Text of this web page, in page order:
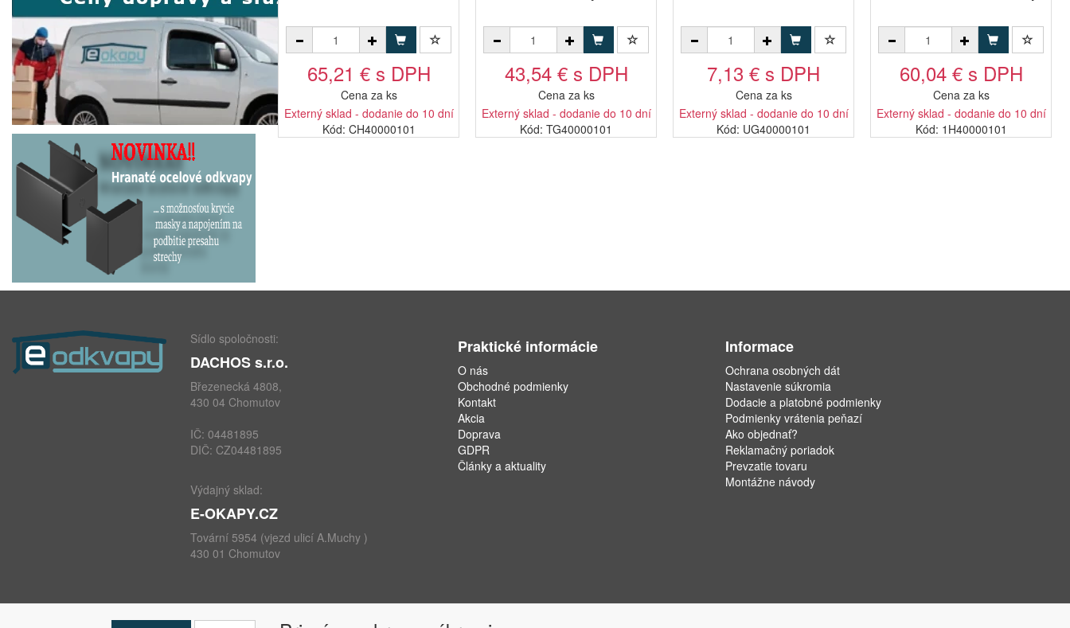
65,21 € s DPH
Cena za ks
Externý sklad - dodanie do 10 dní
Kód: CH40000101
43,54 € s DPH
Cena za ks
Externý sklad - dodanie do 10 dní
Kód: TG40000101
7,13 € s DPH
Cena za ks
Externý sklad - dodanie do 10 dní
Kód: UG40000101
60,04 € s DPH
Cena za ks
Externý sklad - dodanie do 10 dní
Kód: 1H40000101
Sídlo spoločnosti:
DACHOS s.r.o.
Březenecká 4808,
430 04 Chomutov
IČ: 04481895
DIČ: CZ04481895
Výdajný sklad:
E-OKAPY.CZ
Tovární 5954 (vjezd ulicí A.Muchy )
430 01 Chomutov
telefon: +420 724 693 604
Praktické informácie
O nás
Obchodné podmienky
Kontakt
Akcia
Doprava
GDPR
Články a aktuality
Informace
Ochrana osobných dát
Nastavenie súkromia
Dodacie a platobné podmienky
Podmienky vrátenia peňazí
Ako objednať?
Reklamačný poriadok
Prevzatie tovaru
Montážne návody